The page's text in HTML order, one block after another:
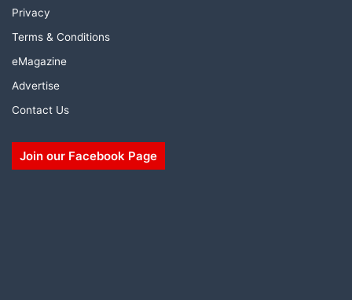
Privacy
Terms & Conditions
eMagazine
Advertise
Contact Us
Join our Facebook Page